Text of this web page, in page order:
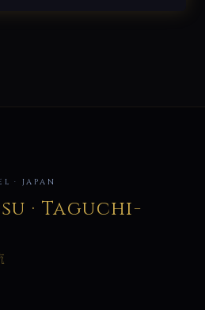
· JAPAN
· Taguchi-